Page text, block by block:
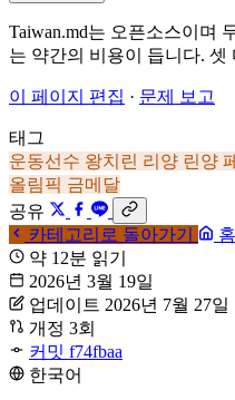
Taiwan.md는 오픈소스이며
는 약간의 비용이 듭니다.
이 페이지 편집 · 문제 보고
태그
운동선수 왕치린 리양 린양
올림픽 금메달
공유
카테고리로 돌아가기
약 12분 읽기
2026년 3월 19일
업데이트 2026년 7월 27일
개정 3회
커밋 f74fbaa
한국어